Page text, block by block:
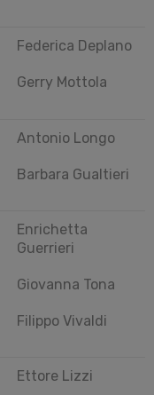
Federica Deplano
Gerry Mottola
Antonio Longo
Barbara Gualtieri
Enrichetta
Guerrieri
Giovanna Tona
Filippo Vivaldi
Ettore Lizzi